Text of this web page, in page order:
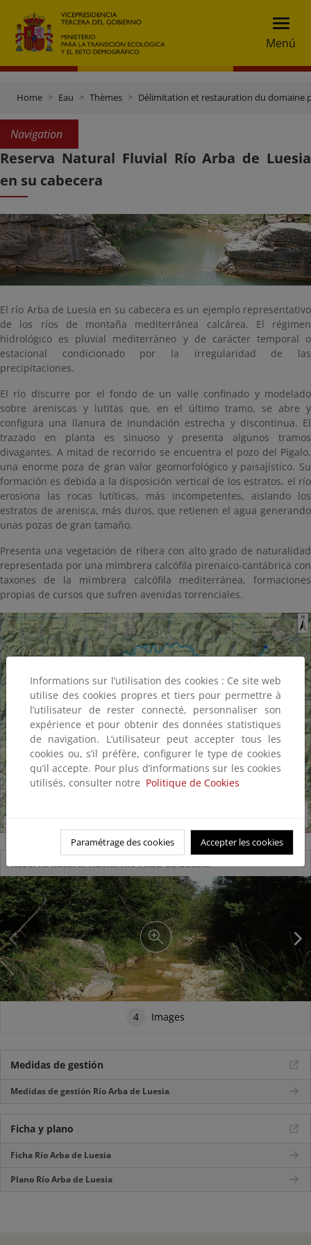
Menú
Home Eau Thèmes Délimitation et restauration du domaine
Navigation
Reserva Natural Fluvial Río Arba de Luesia
en su cabecera
El río Arba de Luesia en su cabecera es un ejemplo representativo
de los ríos de montaña mediterránea calcárea. El régimen
hidrológico es pluvial mediterráneo y de carácter temporal o
estacional condicionado por la irregularidad de las
precipitaciones.
El río discurre por el fondo de un valle confinado y modelado
sobre areniscas y lutitas que, en el último tramo, se abre y
configura una llanura de inundación estrecha y discontinua. El
trazado en planta es sinuoso y presenta algunos tramos
divagantes. A mitad de recorrido se encuentra el pozo del Pígalo,
una enorme poza de gran valor geomorfológico y paisajístico. Su
formación es debida a la disposición vertical de los estratos, el río
erosiona las rocas lutíticas, más incompetentes, aislando los
estratos de arenisca, más duros, que retienen el agua generando
unas pozas de gran tamaño.
Presenta una vegetación de ribera con alto grado de naturalidad
representada por una mimbrera calcófila pirenaico-cantábrica con
taxones de la mimbrera calcófila mediterránea, formaciones
propias de cursos que sufren avenidas torrenciales.
Reserva natural fluvial Río Arba de Luesia
4 Images
Medidas de gestión
Medidas de gestión Río Arba de Luesia
Ficha y plano
Ficha Río Arba de Luesia
Plano Río Arba de Luesia
Informations sur l’utilisation des cookies : Ce site web
utilise des cookies propres et tiers pour permettre à
l’utilisateur de rester connecté, personnaliser son
expérience et pour obtenir des données statistiques
de navigation. L’utilisateur peut accepter tous les
cookies ou, s’il préfère, configurer le type de cookies
qu’il accepte. Pour plus d’informations sur les cookies
utilisés, consulter notre Politique de Cookies
Paramétrage des cookies Accepter les cookies